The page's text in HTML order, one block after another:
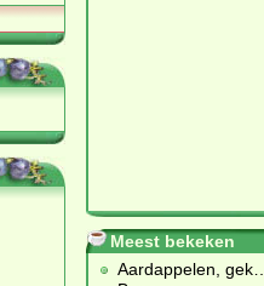
Meest bekeken
Aardappelen, gek